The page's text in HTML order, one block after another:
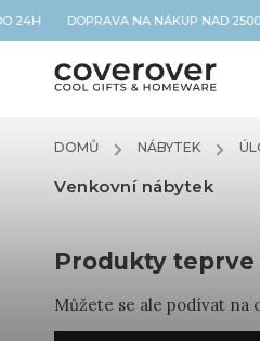
24H DOPRAVA NA NÁKUP NAD
DOMŮ / NÁBYTEK /
Venkovní nábytek
Produkty
Můžete se ale podívat na